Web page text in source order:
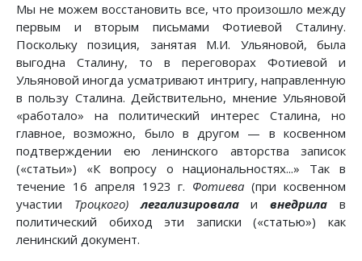
Мы не можем восстановить все, что произошло между
первым и вторым письмами Фотиевой Сталину.
Поскольку позиция, занятая М.И. Ульяновой, была
выгодна Сталину, то в переговорах Фотиевой и
Ульяновой иногда усматривают интригу, направленную
в пользу Сталина. Действительно, мнение Ульяновой
«работало» на политический интерес Сталина, но
главное, возможно, было в другом — в косвенном
подтверждении ею ленинского авторства записок
(«статьи») «К вопросу о национальностях...» Так в
течение 16 апреля 1923 г. Фотиева (при косвенном
участии Троцкого)легализировалаивнедрила в
политический обиход эти записки («статью») как
ленинский документ.